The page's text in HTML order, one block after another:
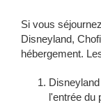
Si vous
Disneyland,
hébergement.
l'entrée du